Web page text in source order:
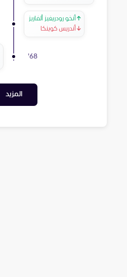
↑ أنخو رودريغيز ألفاريز
↓ أندريس كوينكا
68
'
المزيد